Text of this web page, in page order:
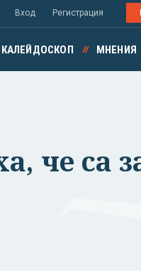
Вход Регистрация
КАЛЕЙДОСКОП МНЕНИЯ
че са